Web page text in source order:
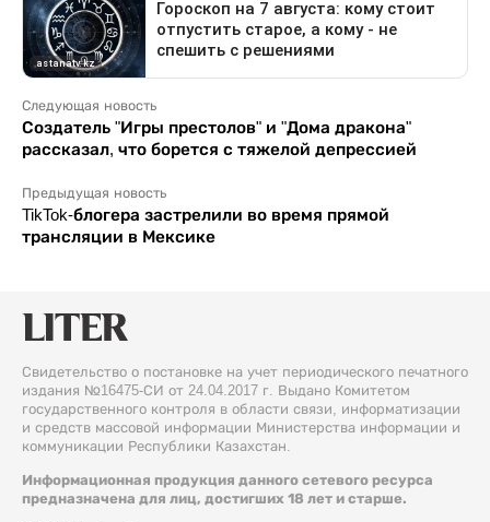
Следующая новость
Создатель "Игры престолов" и "Дома дракона"
рассказал, что борется с тяжелой депрессией
Предыдущая новость
TikTok-блогера застрелили во время прямой
трансляции в Мексике
Свидетельство о постановке на учет периодического печатного
издания №16475-СИ от 24.04.2017 г. Выдано Комитетом
государственного контроля в области связи, информатизации
и средств массовой информации Министерства информации и
коммуникации Республики Казахстан.
Информационная продукция данного сетевого ресурса
предназначена для лиц, достигших 18 лет и старше.